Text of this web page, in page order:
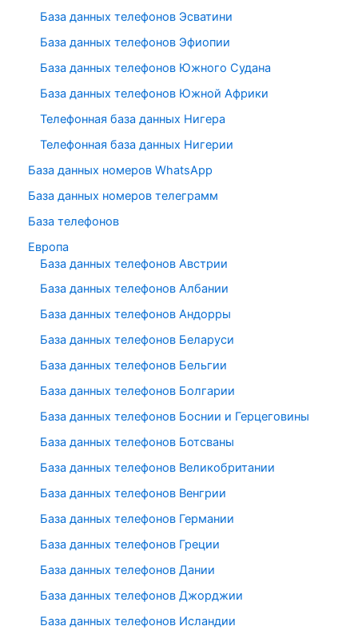
База данных телефонов Эсватини
База данных телефонов Эфиопии
База данных телефонов Южного Судана
База данных телефонов Южной Африки
Телефонная база данных Нигера
Телефонная база данных Нигерии
База данных номеров WhatsApp
База данных номеров телеграмм
База телефонов
Европа
База данных телефонов Австрии
База данных телефонов Албании
База данных телефонов Андорры
База данных телефонов Беларуси
База данных телефонов Бельгии
База данных телефонов Болгарии
База данных телефонов Боснии и Герцеговины
База данных телефонов Ботсваны
База данных телефонов Великобритании
База данных телефонов Венгрии
База данных телефонов Германии
База данных телефонов Греции
База данных телефонов Дании
База данных телефонов Джорджии
База данных телефонов Исландии